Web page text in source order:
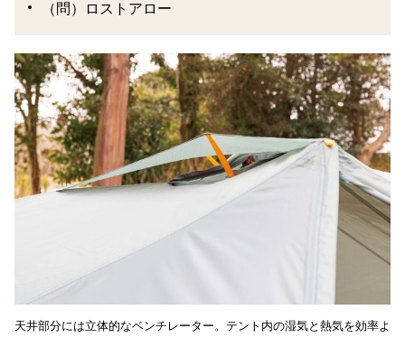
（問）ロストアロー
天井部分には立体的なベンチレーター。テント内の湿気と熱気を効率よ